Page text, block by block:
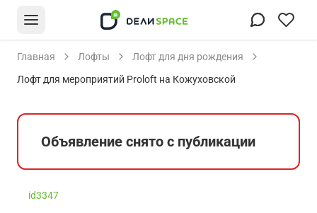
Главная Лофты
Лофт для дня рождения
Лофт для мероприятий Proloft на Кожуховской
Объявление снято с публикации
id3347